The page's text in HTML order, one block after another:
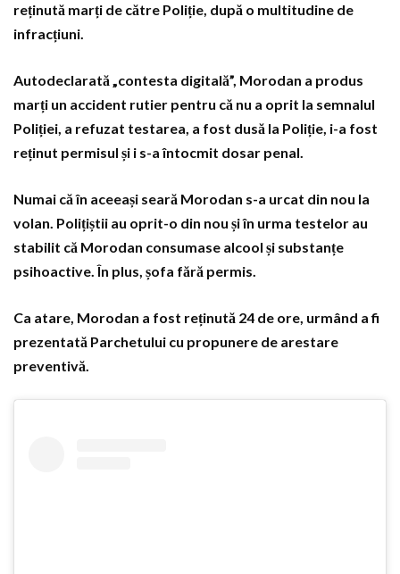
reținută marți de către Poliție, după o multitudine de
infracțiuni.
Autodeclarată „contesta digitală”, Morodan a produs
marți un accident rutier pentru că nu a oprit la semnalul
Poliției, a refuzat testarea, a fost dusă la Poliție, i-a fost
reținut permisul și i s-a întocmit dosar penal.
Numai că în aceeași seară Morodan s-a urcat din nou la
volan. Polițiștii au oprit-o din nou și în urma testelor au
stabilit că Morodan consumase alcool și substanțe
psihoactive. În plus, șofa fără permis.
Ca atare, Morodan a fost reținută 24 de ore, urmând a fi
prezentată Parchetului cu propunere de arestare
preventivă.